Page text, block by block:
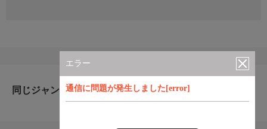
エラー
通信に問題が発生しました[error]
同じジャンルのおすすめ番組